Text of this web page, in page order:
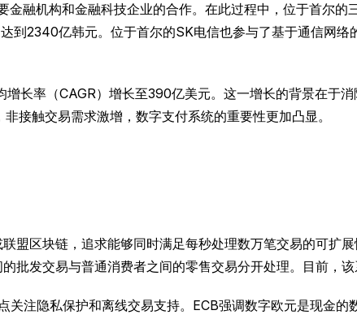
融机构和金融科技企业的合作。在此过程中，位于首尔的
2340亿韩元。位于首尔的SK电信也参与了基于通信网络
长率（CAGR）增长至390亿美元。这一增长的背景在于
接触交易需求激增，数字支付系统的重要性更加凸显。
盟区块链，追求能够同时满足每秒处理数万笔交易的可扩
发交易与普通消费者之间的零售交易分开处理。目前，该
注隐私保护和离线交易支持。ECB强调数字欧元是现金的